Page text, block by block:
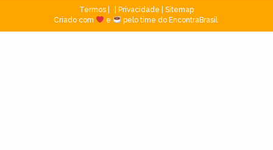
Termos Privacidade
Sitemap
Criado com
e pelo time do EncontraBrasil